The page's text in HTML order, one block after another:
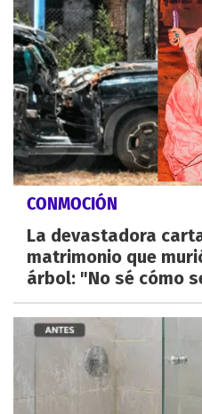
CONMOCIÓN
La devastadora
matrimonio que
árbol: "No sé cómo